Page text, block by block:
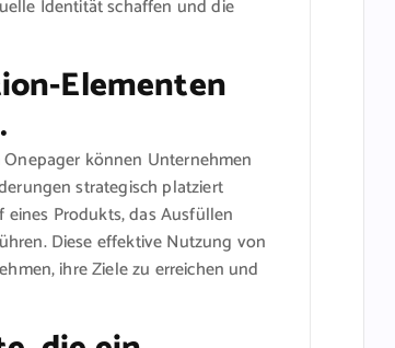
Identität schaffen und die
Elementen
können Unternehmen
strategisch platziert
Produkts, das Ausfüllen
Diese effektive Nutzung von
ihre Ziele zu erreichen und